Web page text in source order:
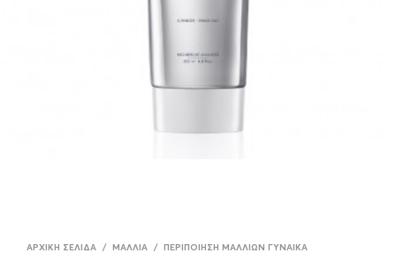
ΑΡΧΙΚΉ ΣΕΛΊΔΑ / ΜΑΛΛΙΆ / ΠΕΡΙΠΟΊΗΣΗ ΜΑΛΛΊΩΝ ΓΥΝΑΊΚΑ